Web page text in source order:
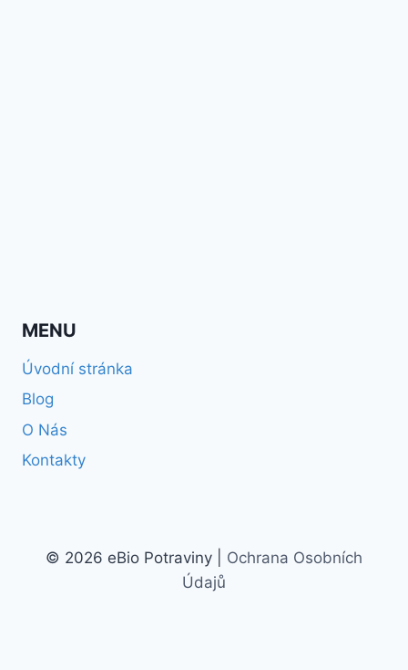
MENU
Úvodní stránka
Blog
O Nás
Kontakty
© 2026 eBio Potraviny | Ochrana Osobních
Údajů